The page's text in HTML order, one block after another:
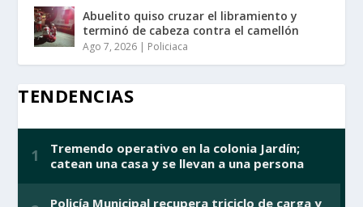
Abuelito quiso cruzar el libramiento y
terminó de cabeza contra el camellón
Ago 7, 2026 | Policiaca
TENDENCIAS